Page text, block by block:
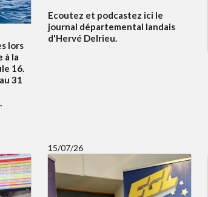
lors
à la
16.
31
Ecoutez et podcastez ici le
journal départemental landais
d'Hervé Delrieu.
15/07/26